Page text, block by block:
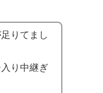
りてまし
り中継ぎ